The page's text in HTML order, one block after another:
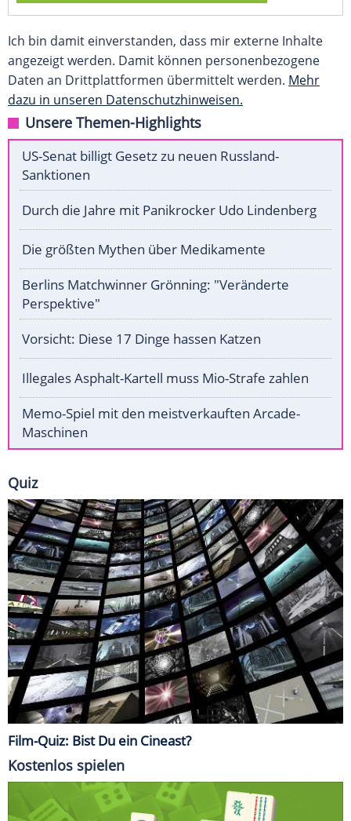
Ich bin damit einverstanden, dass mir externe Inhalte
angezeigt werden. Damit können personenbezogene
Daten an Drittplattformen übermittelt werden. Mehr
dazu in unseren Datenschutzhinweisen.
Unsere Themen-Highlights
US-Senat billigt Gesetz zu neuen Russland-
Sanktionen
Durch die Jahre mit Panikrocker Udo Lindenberg
Die größten Mythen über Medikamente
Berlins Matchwinner Grönning: "Veränderte
Perspektive"
Vorsicht: Diese 17 Dinge hassen Katzen
Illegales Asphalt-Kartell muss Mio-Strafe zahlen
Memo-Spiel mit den meistverkauften Arcade-
Maschinen
Quiz
Film-Quiz: Bist Du ein Cineast?
Kostenlos spielen